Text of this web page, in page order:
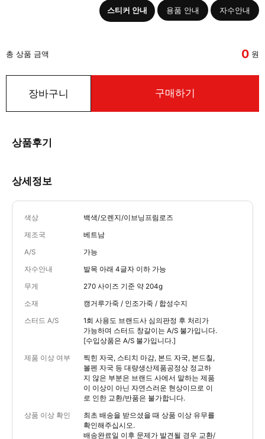
스티커 안내 용품 안내 자수안내
총 상품 금액 0 원
장바구니 구매하기
상품후기
상세정보
색상 백색/오렌지/이브닝프림로즈
제조국 베트남
A/S 가능
자수안내 발목 아래 4글자 이하 가능
무게 270 사이즈 기준 약 204g
소재 캥거루가죽 / 인조가죽 / 합성수지
스터드 A/S
1회 사용도 브랜드사 심의판정 후 처리가
가능하며 스터드 창갈이는 A/S 불가입니다.
[수입상품은 A/S 불가입니다.]
제품 이상 여부
찍힌 자국, 스티치 마감, 본드 자국, 본드칠,
볼펜 자국 등 대량생산제품공정상 정교하
지 않은 부분은 브랜드 사에서 말하는 제품
이 이상이 아닌 자연스러운 현상이므로 이
로 인한 교환/반품은 불가합니다.
상품 이상 확인
최초 배송을 받으셨을 때 상품 이상 유무를
확인해주십시오.
배송완료일 이후 문제가 발견될 경우 교환/